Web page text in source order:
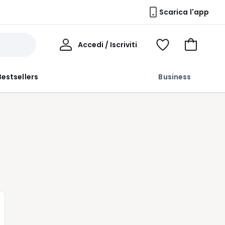
Scarica l'app
Business
Accedi / Iscriviti
Voir
Vai